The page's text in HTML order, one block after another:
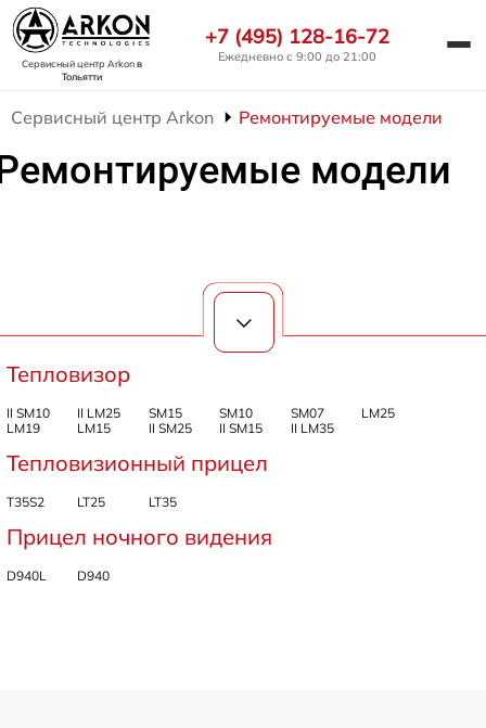
Сервисный центр Arkonв
Тольятти
+7 (495) 128-16-72
Ежедневно с 9:00 до 21:00
Сервисный центр Arkon Ремонтируемые модели
модели
Тепловизор
II SM10 II LM25 SM15 SM10 SM07
LM25
LM19
LM15 II SM25 II SM15 II LM35
Тепловизионный прицел
T35S2 LT25 LT35
Прицел ночного видения
D940L D940